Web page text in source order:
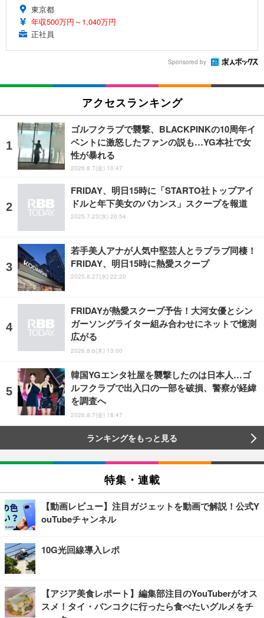
東京都
年収500万円～1,040万円
正社員
Sponsored by
アクセスランキング
ゴルフクラブで襲撃、BLACKPINKの10周年イ
ベントに激怒したファンの説も…YG本社で女
性が暴れる
2026.8.7(金) 10:47
FRIDAY、明日15時に「STARTO社トップアイ
ドルと年下美女のバカンス」スクープを報道
2025.7.23(水) 20:54
若手美人アナが人気中堅芸人とラブラブ同棲！
FRIDAY、明日15時に熱愛スクープ
2025.8.27(水) 22:20
FRIDAYが熱愛スクープ予告！大河女優とシン
ガーソングライター組み合わせにネットで憶測
広がる
2026.8.6(木) 13:00
韓国YGエンタ社屋を襲撃したのは日本人…ゴ
ルフクラブで出入口の一部を破損、警察が経緯
を調査へ
2026.8.7(金) 18:47
ランキングをもっと見る
特集・連載
【動画レビュー】注目ガジェットを動画で解説！公式Y
ouTubeチャンネル
10G光回線導入レポ
【アジア美食レポート】編集部注目のYouTuberがオス
スメ！タイ・バンコクに行ったら食べたいグルメをチ